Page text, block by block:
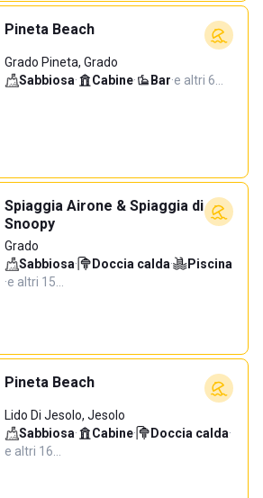
Pineta Beach
Grado Pineta, Grado
Sabbiosa· Cabine· Bar·e altri 6…
Spiaggia Airone & Spiaggia di
Snoopy
Grado
Sabbiosa· Doccia calda·
Piscina
·e altri 15…
Pineta Beach
Lido Di Jesolo, Jesolo
Sabbiosa· Cabine· Doccia calda·
e altri 16…